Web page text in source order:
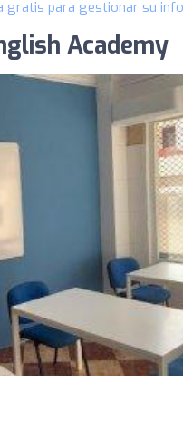
gratis para gestionar su
Academy